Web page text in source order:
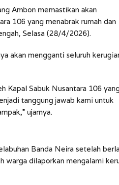
Ambon memastikan akan
106 yang menabrak rumah dan
Selasa (28/4/2026).
akan mengganti seluruh
Kapal Sabuk Nusantara 106 yang
tanggung jawab kami untuk
ujarnya.
Banda Neira setelah
warga dilaporkan mengalami